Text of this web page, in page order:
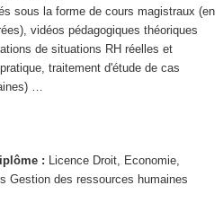
sous la forme de cours magistraux (en
vidéos pédagogiques théoriques
de situations RH réelles et
traitement d'étude de cas
…
: Licence Droit, Economie,
Gestion des ressources humaines